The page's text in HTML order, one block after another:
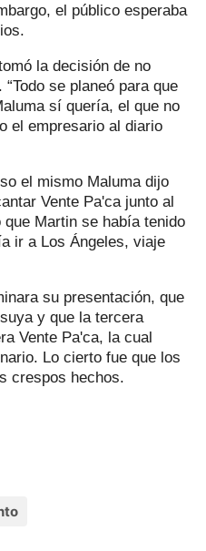
el público esperaba
la decisión de no
se planeó para que
sí quería, el que no
el empresario al diario
el mismo Maluma dijo
Vente Pa'ca junto al
Martin se había tenido
ir a Los Ángeles, viaje
su presentación, que
y que la tercera
Vente Pa'ca, la cual
Lo cierto fue que los
crespos hechos.